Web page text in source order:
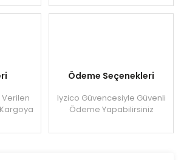
Verilen
Ödeme Seçenekleri
Iyzico Güvencesiyle Güvenli
Ödeme Yapabilirsiniz